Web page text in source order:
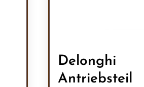
Delonghi
Antriebsteil